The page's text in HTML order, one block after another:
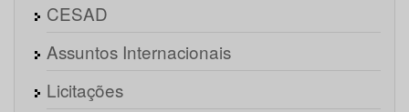
CESAD
Assuntos Internacionais
Licitações